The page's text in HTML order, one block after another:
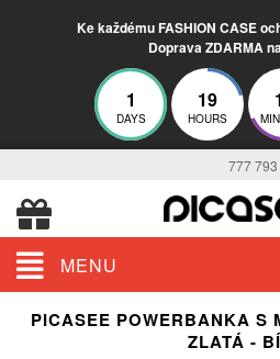
Ke každému FASHION CASE
Doprava ZDARMA
1
DAYS
19
HOURS
777
MENU
PICASEE POWERBANKA S
ZLATÁ -